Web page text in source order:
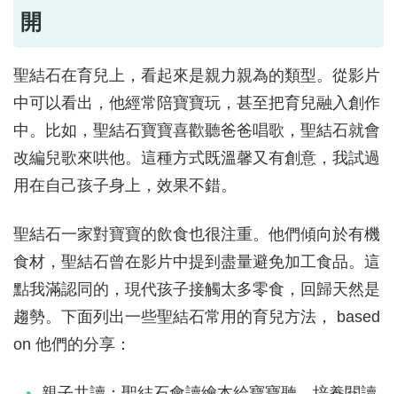
開
聖結石在育兒上，看起來是親力親為的類型。從影片
中可以看出，他經常陪寶寶玩，甚至把育兒融入創作
中。比如，聖結石寶寶喜歡聽爸爸唱歌，聖結石就會
改編兒歌來哄他。這種方式既溫馨又有創意，我試過
用在自己孩子身上，效果不錯。
聖結石一家對寶寶的飲食也很注重。他們傾向於有機
食材，聖結石曾在影片中提到盡量避免加工食品。這
點我滿認同的，現代孩子接觸太多零食，回歸天然是
趨勢。下面列出一些聖結石常用的育兒方法， based
on 他們的分享：